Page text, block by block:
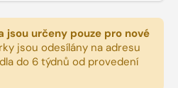
jsou určeny pouze pro nové
jsou odesílány na adresu
do 6 týdnů od provedení